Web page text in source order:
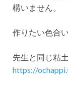
構いません。
作りたい色合
先生と同じ粘
https://